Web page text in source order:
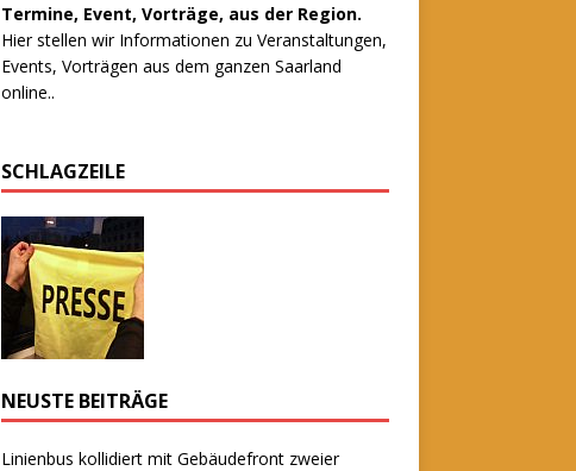
Termine, Event, Vorträge, aus der Region.
Hier stellen wir Informationen zu Veranstaltungen,
Events, Vorträgen aus dem ganzen Saarland
online..
SCHLAGZEILE
NEUSTE BEITRÄGE
Linienbus kollidiert mit Gebäudefront zweier